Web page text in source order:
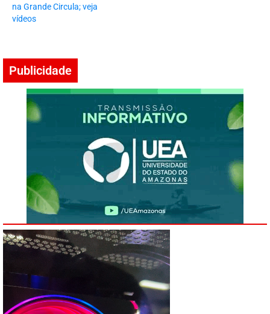
na Grande Circula; veja
vídeos
Publicidade